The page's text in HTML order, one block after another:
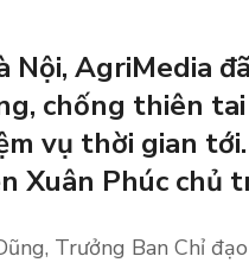
Nội, AgriMedia
chống thiên
vụ thời gian
Xuân Phúc chủ
Trưởng Ban Chỉ